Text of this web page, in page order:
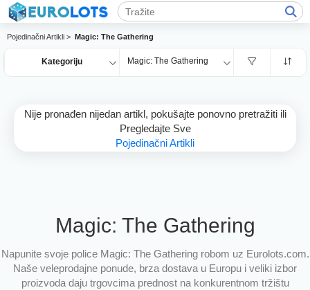
Pojedinačni Artikli > Magic: The Gathering
Kategoriju Magic: The Gathering
Nije pronađen nijedan artikl, pokušajte ponovno pretražiti ili
Pregledajte Sve
Pojedinačni Artikli
Magic: The Gathering
Napunite svoje police Magic: The Gathering robom uz Eurolots.com.
Naše veleprodajne ponude, brza dostava u Europu i veliki izbor
proizvoda daju trgovcima prednost na konkurentnom tržištu